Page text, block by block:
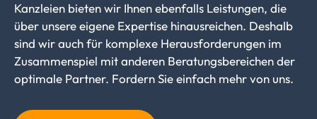
Kanzleien bieten wir Ihnen ebenfalls Leistungen, die
über unsere eigene Expertise hinausreichen. Deshalb
sind wir auch für komplexe Herausforderungen im
Zusammenspiel mit anderen Beratungsbereichen der
optimale Partner. Fordern Sie einfach mehr von uns.